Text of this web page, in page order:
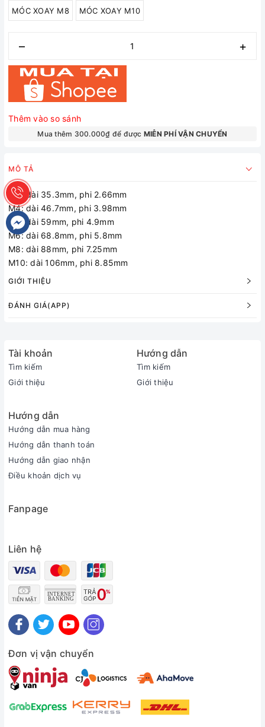
MÓC XOAY M8 MÓC XOAY M10
– +
Thêm vào so sánh
Mua thêm 300.000₫ để được MIỄN PHÍ VẬN CHUYỂN
MÔ TẢ
M3: dài 35.3mm, phi 2.66mm
M4: dài 46.7mm, phi 3.98mm
M5: dài 59mm, phi 4.9mm
M6: dài 68.8mm, phi 5.8mm
M8: dài 88mm, phi 7.25mm
M10: dài 106mm, phi 8.85mm
GIỚI THIỆU
ĐÁNH GIÁ(APP)
Tài khoản
Tìm kiếm
Giới thiệu
Hướng dẫn
Tìm kiếm
Giới thiệu
Hướng dẫn
Hướng dẫn mua hàng
Hướng dẫn thanh toán
Hướng dẫn giao nhận
Điều khoản dịch vụ
Fanpage
Liên hệ
Đơn vị vận chuyển